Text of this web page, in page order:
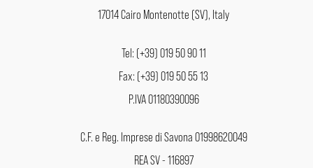
17014 Cairo Montenotte (SV), Italy
Tel: (+39) 019 50 90 11
Fax: (+39) 019 50 55 13
P.IVA 01180390096
C.F. e Reg. Imprese di Savona 01998620049
REA SV - 116897